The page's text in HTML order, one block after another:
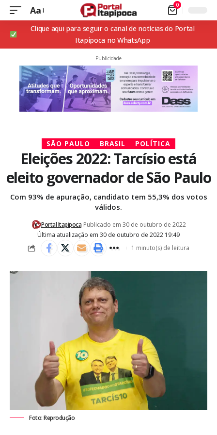
Aa 0
Clique aqui para seguir o canal de notícias do Portal
Itapipoca no WhatsApp
- Publicidade -
SÃO PAULO BRASIL POLÍTICA
Eleições 2022: Tarcísio está
eleito governador de São Paulo
Com 93% de apuração, candidato tem 55,3% dos votos
válidos.
Última atualização em 30 de outubro de 2022 19:49
Portal Itapipoca Publicado em 30 de outubro de 2022
1 minuto(s) de leitura
Foto: Reprodução